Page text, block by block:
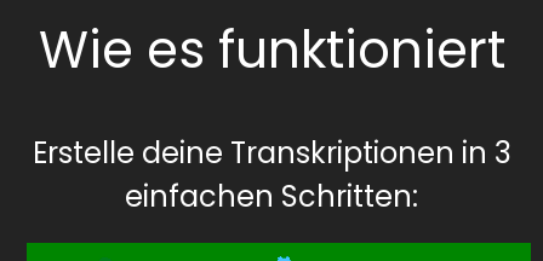
Wie es funktioniert
Erstelle deine Transkriptionen in 3
einfachen Schritten: